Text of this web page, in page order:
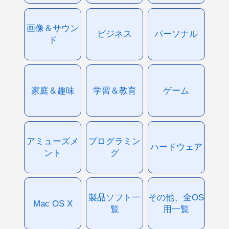
画像＆サウン
ド
ビジネス パーソナル
家庭＆趣味 学習＆教育 ゲーム
アミューズメ
ント
プログラミン
グ
ハードウェア
Mac OS X
製品ソフト一
覧
その他、全OS
用一覧